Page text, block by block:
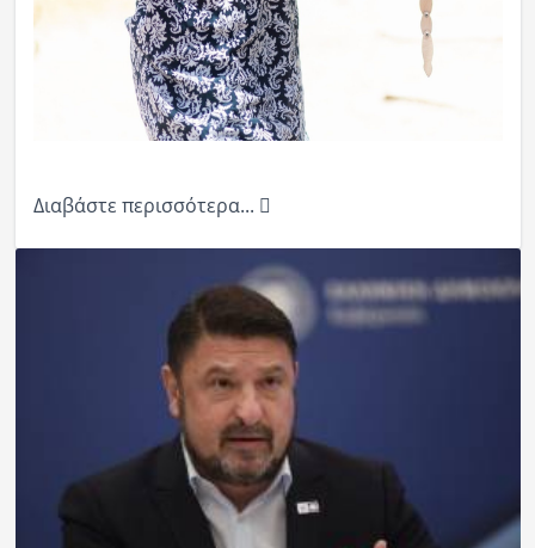
Διαβάστε περισσότερα...